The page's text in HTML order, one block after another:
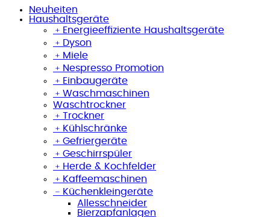
Neuheiten
Haushaltsgeräte
﹢ Energieeffiziente Haushaltsgeräte
﹢ Dyson
﹢ Miele
﹢ Nespresso Promotion
﹢ Einbaugeräte
﹢ Waschmaschinen
Waschtrockner
﹢ Trockner
﹢ Kühlschränke
﹢ Gefriergeräte
﹢ Geschirrspüler
﹢ Herde & Kochfelder
﹢ Kaffeemaschinen
﹣ Küchenkleingeräte
Allesschneider
Bierzapfanlagen